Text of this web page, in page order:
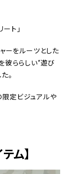
ト」
ーをルーツとした
彼ららしい“遊び
。
限定ビジュアルや
ム】